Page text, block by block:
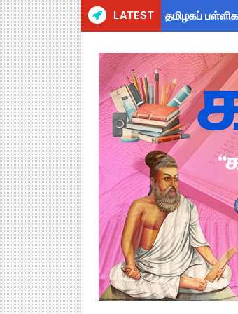
LATEST தமிழகப்
Kalai
July 2026
4th & 5th
2027 Census
Census
ஆடித்